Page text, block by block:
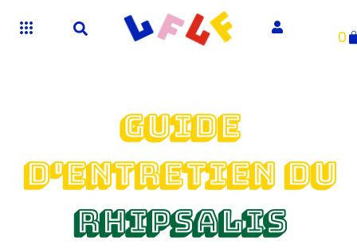
0
Guide
d'entretien du
Rhipsalis